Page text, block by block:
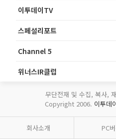
이투데이TV
스페셜리포트
Channel 5
위너스IR클럽
무단전재 및 수집, 복사,
Copyright 2006. 이투데
회사소개 PC